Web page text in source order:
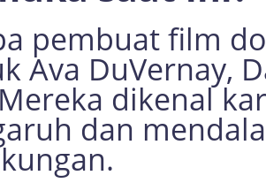
pembuat film
Ava DuVernay,
dikenal
dan